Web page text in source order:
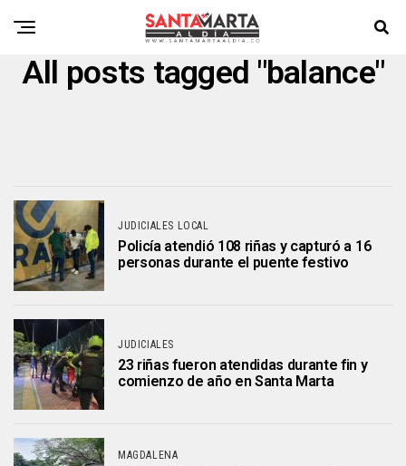
All posts tagged "balance"
JUDICIALES LOCAL
Policía atendió 108 riñas y capturó a 16
personas durante el puente festivo
JUDICIALES
23 riñas fueron atendidas durante fin y
comienzo de año en Santa Marta
MAGDALENA